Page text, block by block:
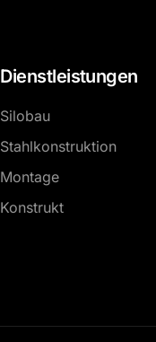
Dienstleistungen
Silobau
Stahlkonstruktion
Montage
Konstrukt